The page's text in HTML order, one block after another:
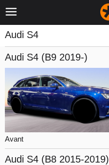
Audi S4
Audi S4 (B9 2019-)
Avant
Audi S4 (B8 2015-2019)